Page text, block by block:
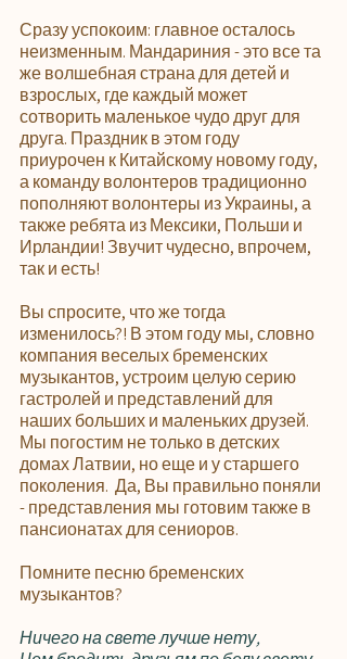
Сразу успокоим: главное осталось
неизменным. Мандариния - это все та
же волшебная страна для детей и
взрослых, где каждый может
сотворить маленькое чудо друг для
друга. Праздник в этом году
приурочен к Китайскому новому году,
а команду волонтеров традиционно
пополняют волонтеры из Украины, а
также ребята из Мексики, Польши и
Ирландии! Звучит чудесно, впрочем,
так и есть!
Вы спросите, что же тогда
изменилось?! В этом году мы, словно
компания веселых бременских
музыкантов, устроим целую серию
гастролей и представлений для
наших больших и маленьких друзей.
Мы погостим не только в детских
домах Латвии, но еще и у старшего
поколения.  Да, Вы правильно поняли
- представления мы готовим также в
пансионатах для сениоров.
Помните песню бременских
музыкантов?
Ничего на свете лучше нету,